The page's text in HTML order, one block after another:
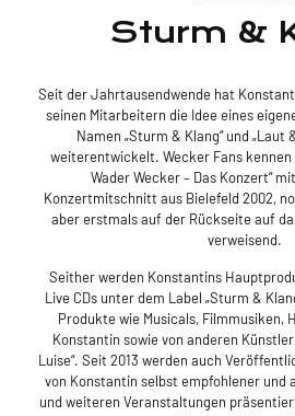
Sturm &
Seit der Jahrtausendwende hat
seinen Mitarbeitern die Idee eines
Namen „Sturm & Klang“ und „Laut
weiterentwickelt. Wecker Fans kennen
Wader Wecker – Das Konzert“
Konzertmitschnitt aus Bielefeld 2002,
aber erstmals auf der Rückseite auf
verweisend.
Seither werden Konstantins
Live CDs unter dem Label „Sturm &
Produkte wie Musicals, Filmmusiken,
Konstantin sowie von anderen
Luise“. Seit 2013 werden auch
von Konstantin selbst empfohlener und
und weiteren Veranstaltungen